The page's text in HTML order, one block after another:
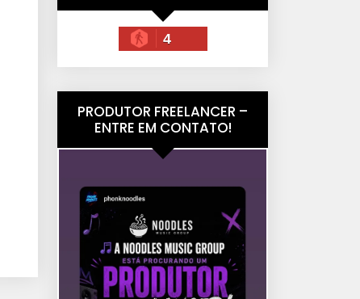
4
PRODUTOR FREELANCER –
ENTRE EM CONTATO!